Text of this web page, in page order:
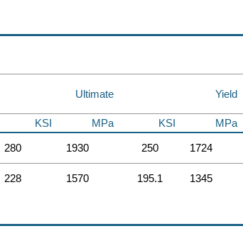
Ultimate Yield
KSI MPa KSI MPa
280 1930 250 1724
228 1570 195.1 1345